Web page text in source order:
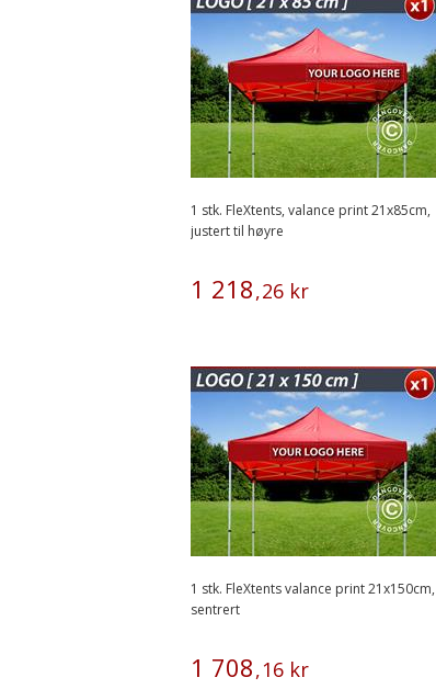
1 stk. FleXtents, valance print 21x85cm,
justert til høyre
1 218,26 kr
1 stk. FleXtents valance print 21x150cm,
sentrert
1 708,16 kr